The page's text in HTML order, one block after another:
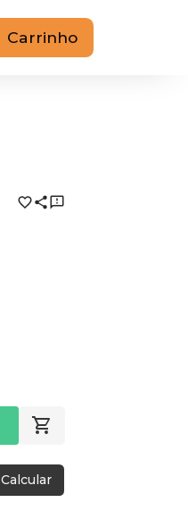
Carrinho
Calcular